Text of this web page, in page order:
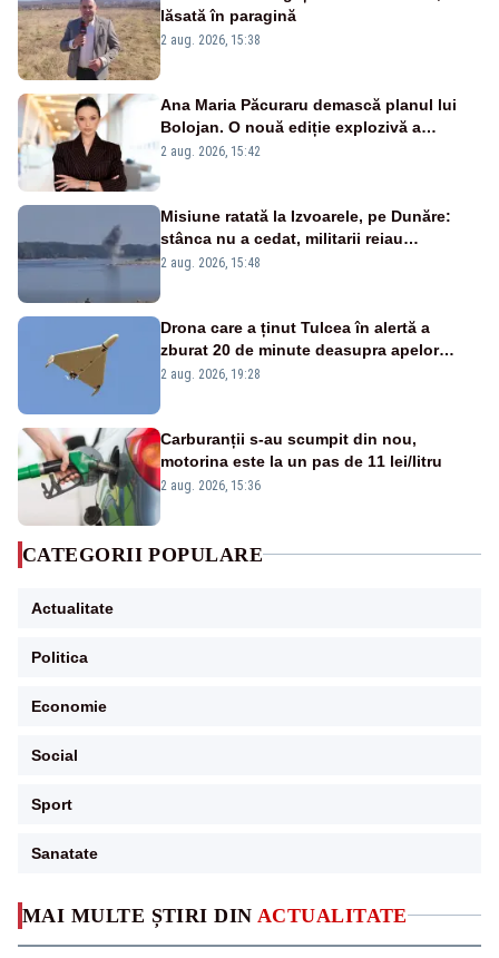
MAI MULTE ȘTIRI DIN ACTUALITATE
lăsată în paragină
2 aug. 2026, 15:38
Ana Maria Păcuraru demască planul lui
Bolojan. O nouă ediție explozivă a
emisiunii „Miza Zilei” la Realitatea PLUS
2 aug. 2026, 15:42
Misiune ratată la Izvoarele, pe Dunăre:
stânca nu a cedat, militarii reiau
detonările luni – VIDEO
2 aug. 2026, 15:48
Drona care a ținut Tulcea în alertă a
zburat 20 de minute deasupra apelor
României. Au fost ridicate două F-16
2 aug. 2026, 19:28
Carburanții s-au scumpit din nou,
motorina este la un pas de 11 lei/litru
2 aug. 2026, 15:36
CATEGORII POPULARE
Actualitate
Politica
Economie
Social
Sport
Sanatate